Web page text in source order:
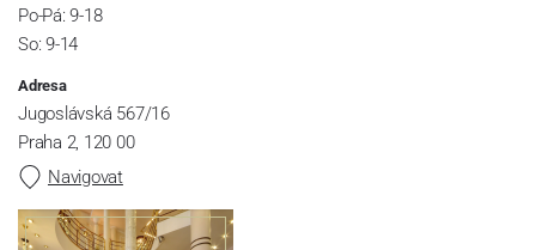
Po-Pá: 9-18
So: 9-14
Adresa
Jugoslávská 567/16
Praha 2, 120 00
Navigovat